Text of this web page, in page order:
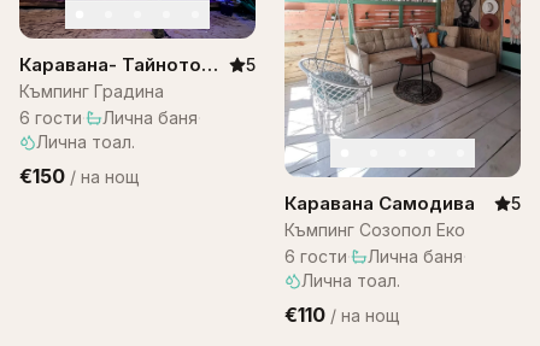
Каравана- Тайното
място, къмпинг
градина
5
Къмпинг Градина
6 гости· Лична баня·
Лична тоал.
€150 / на нощ
Каравана Самодива
5
Къмпинг Созопол Еко
6 гости· Лична баня·
Лична тоал.
€110 / на нощ